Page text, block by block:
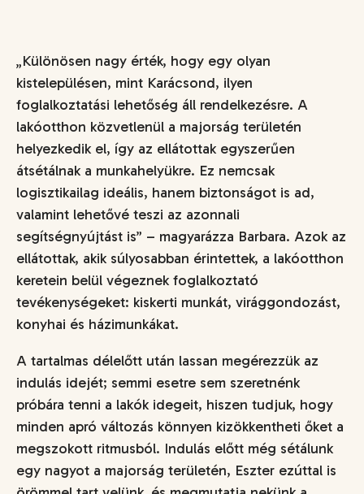
„Különösen nagy érték, hogy egy olyan
kistelepülésen, mint Karácsond, ilyen
foglalkoztatási lehetőség áll rendelkezésre. A
lakóotthon közvetlenül a majorság területén
helyezkedik el, így az ellátottak egyszerűen
átsétálnak a munkahelyükre. Ez nemcsak
logisztikailag ideális, hanem biztonságot is ad,
valamint lehetővé teszi az azonnali
segítségnyújtást is” – magyarázza Barbara. Azok az
ellátottak, akik súlyosabban érintettek, a lakóotthon
keretein belül végeznek foglalkoztató
tevékenységeket: kiskerti munkát, virággondozást,
konyhai és házimunkákat.
A tartalmas délelőtt után lassan megérezzük az
indulás idejét; semmi esetre sem szeretnénk
próbára tenni a lakók idegeit, hiszen tudjuk, hogy
minden apró változás könnyen kizökkentheti őket a
megszokott ritmusból. Indulás előtt még sétálunk
egy nagyot a majorság területén, Eszter ezúttal is